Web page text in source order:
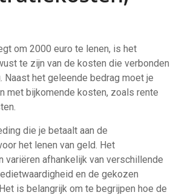
om 2000 euro te lenen, is het
te zijn van de kosten die verbonden
Naast het geleende bedrag moet je
met bijkomende kosten, zoals rente
die je betaalt aan de
het lenen van geld. Het
variëren afhankelijk van verschillende
en de gekozen
is belangrijk om te begrijpen hoe de